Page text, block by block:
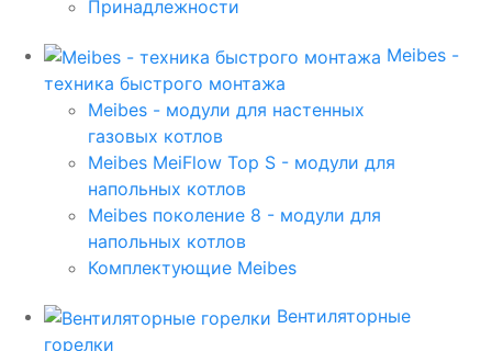
Принадлежности
Meibes -
техника быстрого монтажа
Meibes - модули для настенных
газовых котлов
Meibes MeiFlow Top S - модули для
напольных котлов
Meibes поколение 8 - модули для
напольных котлов
Комплектующие Meibes
Вентиляторные
горелки